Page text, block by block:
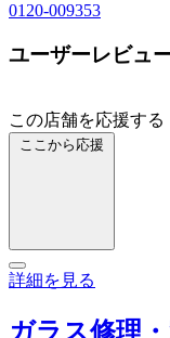
0120-009353
ユーザーレビュ
この店舗を応援する
ここから応援
詳細を見る
ガラス修理